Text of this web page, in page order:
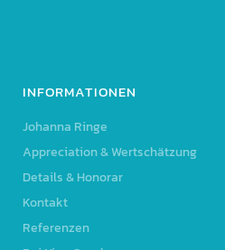
INFORMATIONEN
Johanna Ringe
Appreciation & Wertschätzung
Details & Honorar
Kontakt
Referenzen